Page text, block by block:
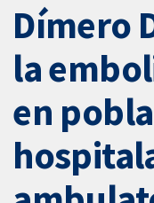
Dímero
la
en